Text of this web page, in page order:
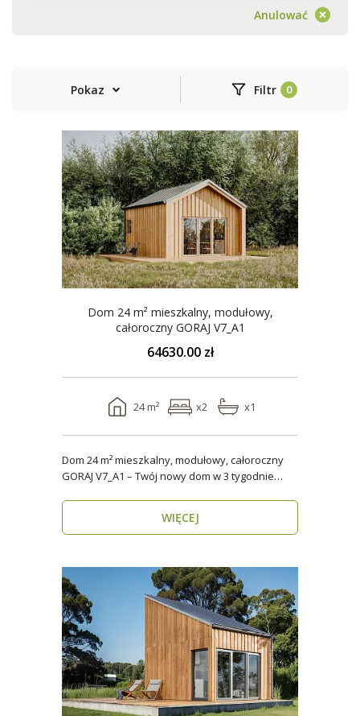
Anulować
Pokaz Filtr
Dom 24 m² mieszkalny, modułowy,
całoroczny GORAJ V7_A1
64630.00 zł
24 m² x2 x1
Dom 24 m² mieszkalny, modułowy, całoroczny
GORAJ V7_A1 – Twój nowy dom w 3 tygodnie
WIĘCEJ